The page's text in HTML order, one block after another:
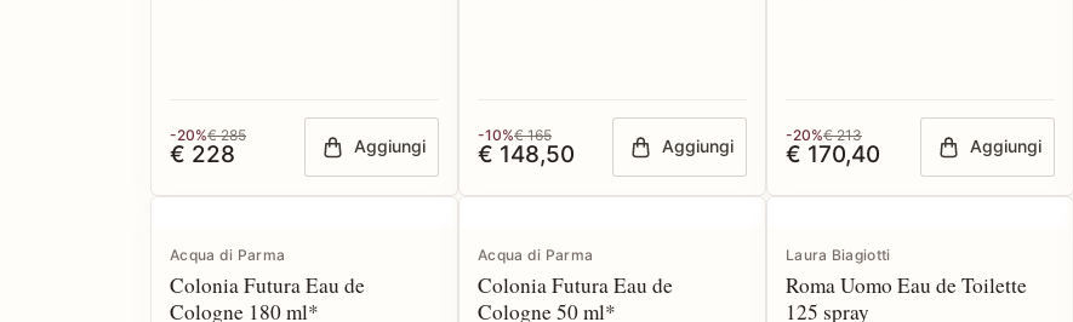
-20%€ 285
€ 228 Aggiungi
-10%€ 165
€ 148,50 Aggiungi
-20%€ 213
€ 170,40 Aggiungi
Acqua di Parma
Colonia Futura Eau de
Cologne 180 ml*
Acqua di Parma
Colonia Futura Eau de
Cologne 50 ml*
Laura Biagiotti
Roma Uomo Eau de Toilette
125 spray